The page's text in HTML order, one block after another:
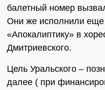
балетный номер
Они же исполнили
«Апокалиптику» в
Дмитриевского.
Цель Уральского –
далее ( при